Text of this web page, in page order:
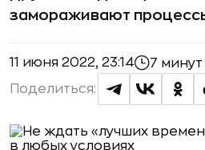
замораживают
11 июня 2022, 23:14 7 минут
Поделиться: